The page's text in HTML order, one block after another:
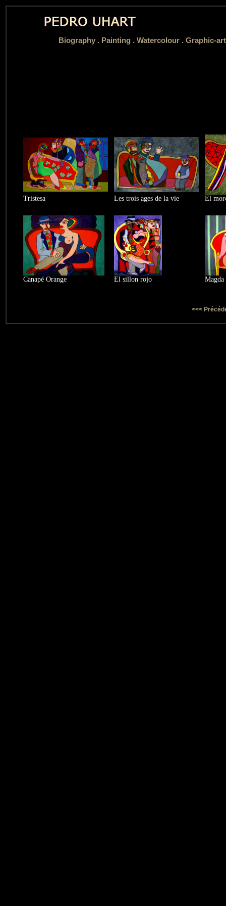
Biography . Painting . Watercolour . Graphic-
Tristesa Les trois ages de la vie El
Canapé Orange El sillon rojo
<<<